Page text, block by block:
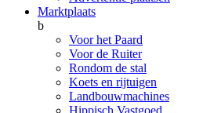
Marktplaats
b
Voor het Paard
Voor de Ruiter
Rondom de stal
Koets en rijtuigen
Landbouwmachines
Hippisch Vastgoed